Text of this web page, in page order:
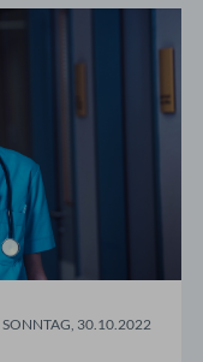
SONNTAG, 30.10.2022